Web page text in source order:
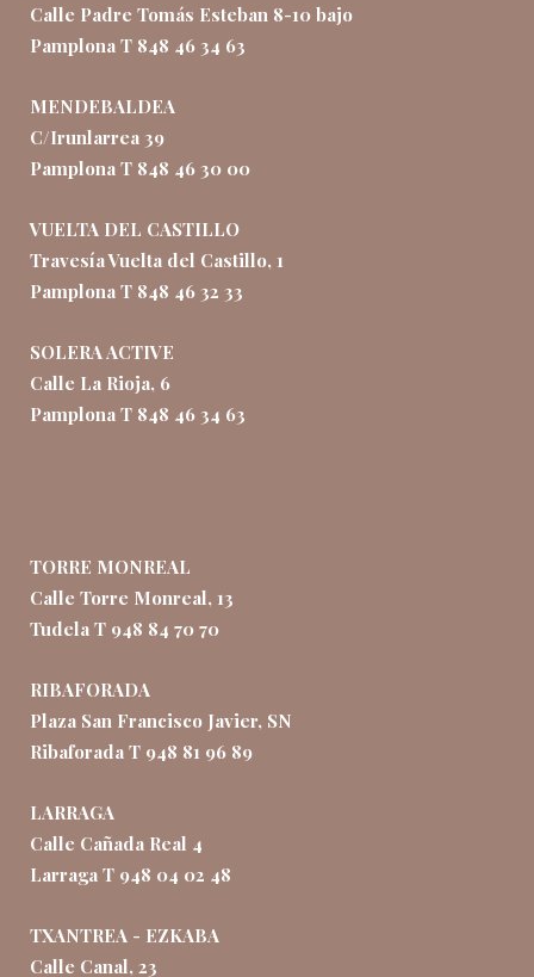
Calle Padre Tomás Esteban 8-10 bajo
Pamplona T 848 46 34 63
MENDEBALDEA
C/Irunlarrea 39
Pamplona T 848 46 30 00
VUELTA DEL CASTILLO
Travesía Vuelta del Castillo, 1
Pamplona T 848 46 32 33
SOLERA ACTIVE
Calle La Rioja, 6
Pamplona T 848 46 34 63
TORRE MONREAL
Calle Torre Monreal, 13
Tudela T 948 84 70 70
RIBAFORADA
Plaza San Francisco Javier, SN
Ribaforada T 948 81 96 89
LARRAGA
Calle Cañada Real 4
Larraga T 948 04 02 48
TXANTREA - EZKABA
Calle Canal, 23